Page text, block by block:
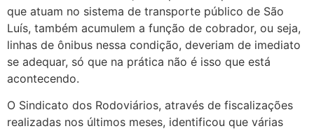
que atuam no sistema de transporte público de São
Luís, também acumulem a função de cobrador, ou seja,
linhas de ônibus nessa condição, deveriam de imediato
se adequar, só que na prática não é isso que está
acontecendo.
O Sindicato dos Rodoviários, através de fiscalizações
realizadas nos últimos meses, identificou que várias